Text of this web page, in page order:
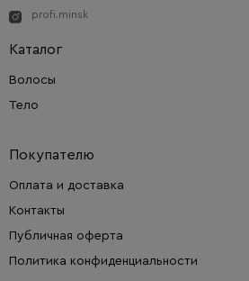
Каталог
Волосы
Тело
Покупателю
Оплата и доставка
Контакты
Публичная оферта
Политика конфиденциальности
profi.minsk